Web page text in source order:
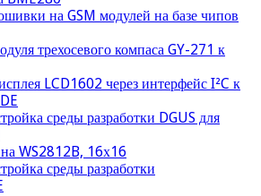
на GSM модулей на базе чипов
трехосевого компаса GY-271 к
LCD1602 через интерфейс I²C к
среды разработки DGUS для
WS2812B, 16х16
среды разработки